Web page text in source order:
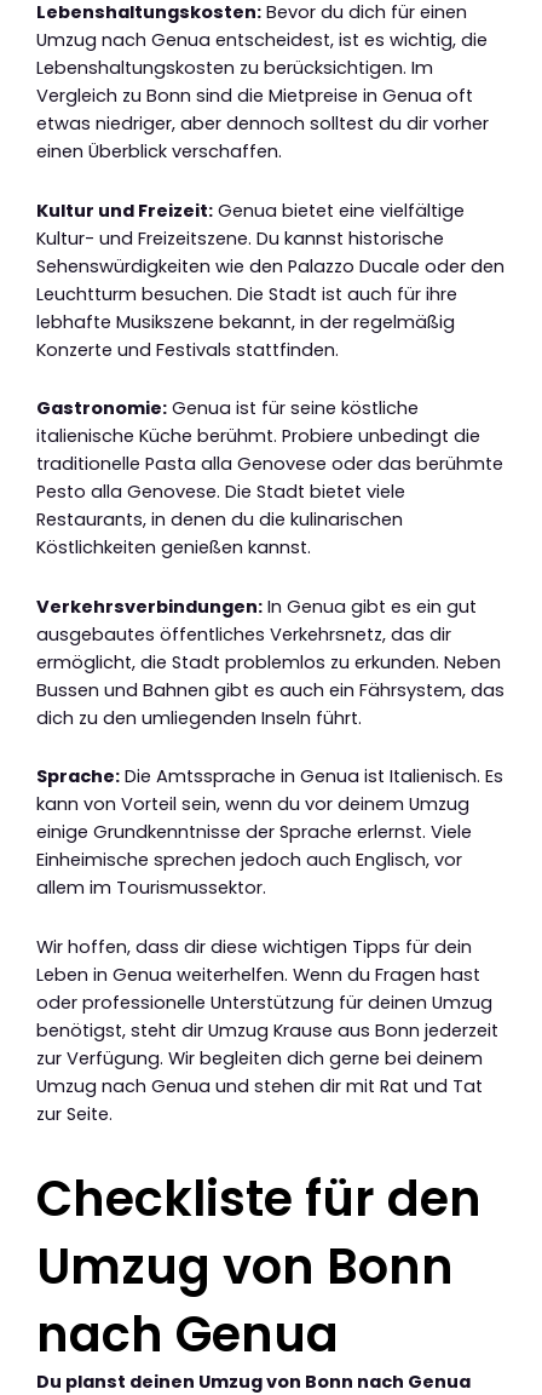
Lebenshaltungskosten: Bevor du dich für einen
Umzug nach Genua entscheidest, ist es wichtig, die
Lebenshaltungskosten zu berücksichtigen. Im
Vergleich zu Bonn sind die Mietpreise in Genua oft
etwas niedriger, aber dennoch solltest du dir vorher
einen Überblick verschaffen.
Kultur und Freizeit: Genua bietet eine vielfältige
Kultur- und Freizeitszene. Du kannst historische
Sehenswürdigkeiten wie den Palazzo Ducale oder den
Leuchtturm besuchen. Die Stadt ist auch für ihre
lebhafte Musikszene bekannt, in der regelmäßig
Konzerte und Festivals stattfinden.
Gastronomie: Genua ist für seine köstliche
italienische Küche berühmt. Probiere unbedingt die
traditionelle Pasta alla Genovese oder das berühmte
Pesto alla Genovese. Die Stadt bietet viele
Restaurants, in denen du die kulinarischen
Köstlichkeiten genießen kannst.
Verkehrsverbindungen: In Genua gibt es ein gut
ausgebautes öffentliches Verkehrsnetz, das dir
ermöglicht, die Stadt problemlos zu erkunden. Neben
Bussen und Bahnen gibt es auch ein Fährsystem, das
dich zu den umliegenden Inseln führt.
Sprache: Die Amtssprache in Genua ist Italienisch. Es
kann von Vorteil sein, wenn du vor deinem Umzug
einige Grundkenntnisse der Sprache erlernst. Viele
Einheimische sprechen jedoch auch Englisch, vor
allem im Tourismussektor.
Wir hoffen, dass dir diese wichtigen Tipps für dein
Leben in Genua weiterhelfen. Wenn du Fragen hast
oder professionelle Unterstützung für deinen Umzug
benötigst, steht dir Umzug Krause aus Bonn jederzeit
zur Verfügung. Wir begleiten dich gerne bei deinem
Umzug nach Genua und stehen dir mit Rat und Tat
zur Seite.
Checkliste für den
Umzug von Bonn
nach Genua
Du planst deinen Umzug von Bonn nach Genua